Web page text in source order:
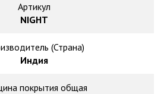
основе
теплый пол
Артикул
NIGHT
(Страна)
Индия
покрытия общая